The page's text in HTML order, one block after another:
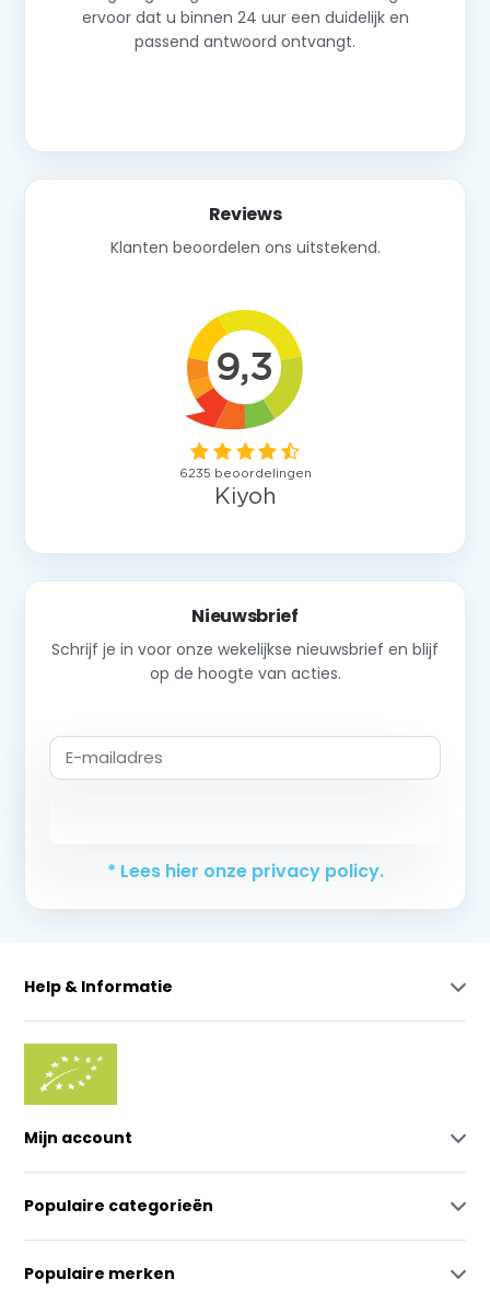
ervoor dat u binnen 24 uur een duidelijk en
passend antwoord ontvangt.
Reviews
Klanten beoordelen ons uitstekend.
Nieuwsbrief
Schrijf je in voor onze wekelijkse nieuwsbrief en blijf
op de hoogte van acties.
* Lees hier onze privacy policy.
Help & Informatie
Mijn account
Populaire categorieën
Populaire merken